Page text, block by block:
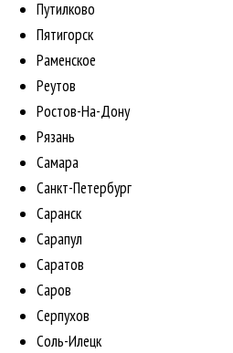
Путилково
Пятигорск
Раменское
Реутов
Ростов-На-Дону
Рязань
Самара
Санкт-Петербург
Саранск
Сарапул
Саратов
Саров
Серпухов
Соль-Илецк